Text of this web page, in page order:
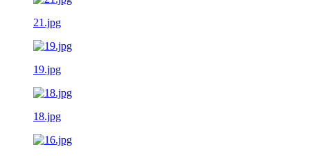
21.jpg
19.jpg
18.jpg